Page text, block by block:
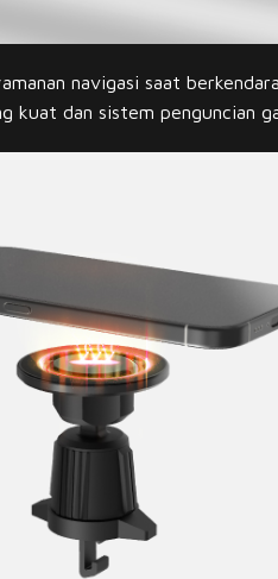
navigasi saat
kuat dan sistem penguncian